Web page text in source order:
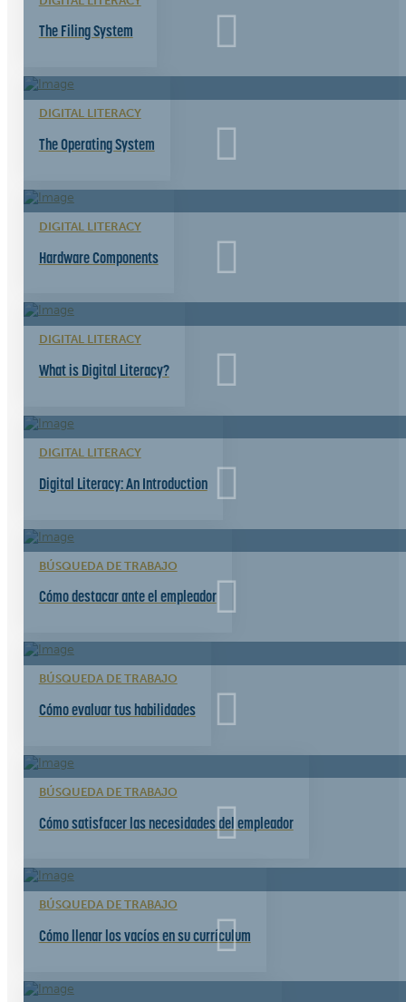
The Filing System
DIGITAL LITERACY
The Operating System
DIGITAL LITERACY
Hardware Components
DIGITAL LITERACY
What is Digital Literacy?
DIGITAL LITERACY
Digital Literacy: An Introduction
BÚSQUEDA DE TRABAJO
Cómo destacar ante el empleador
BÚSQUEDA DE TRABAJO
Cómo evaluar tus habilidades
BÚSQUEDA DE TRABAJO
Cómo satisfacer las necesidades del empleador
BÚSQUEDA DE TRABAJO
Cómo llenar los vacíos en su currículum